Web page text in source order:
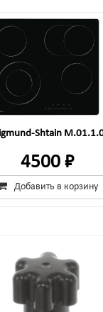
Shtain
4500 ₽
Добавить в корзину